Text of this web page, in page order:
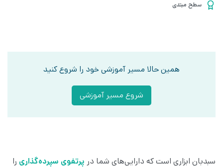
سطح مبتدی
همین حالا مسیر آموزشی خود را شروع کنید
شروع مسیر آموزشی
سبدبان ابزاری است که دارایی‌های شما در پرتفوی سپرده‌گذاری را